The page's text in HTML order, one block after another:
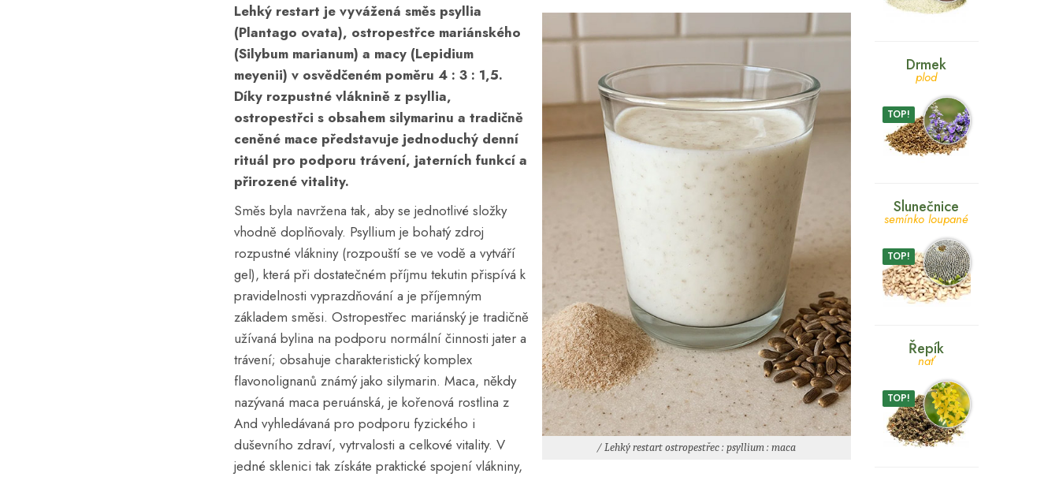
/ Lehký restart ostropestřec : psyllium : maca
Lehký restart je vyvážená směs psyllia
(Plantago ovata), ostropestřce mariánského
(Silybum marianum) a macy (Lepidium
meyenii) v osvědčeném poměru 4 : 3 : 1,5.
Díky rozpustné vláknině z psyllia,
ostropestřci s obsahem silymarinu a tradičně
ceněné mace představuje jednoduchý denní
rituál pro podporu trávení, jaterních funkcí a
přirozené vitality.
Směs byla navržena tak, aby se jednotlivé složky
vhodně doplňovaly. Psyllium je bohatý zdroj
rozpustné vlákniny (rozpouští se ve vodě a vytváří
gel), která při dostatečném příjmu tekutin přispívá k
pravidelnosti vyprazdňování a je příjemným
základem směsi. Ostropestřec mariánský je tradičně
užívaná bylina na podporu normální činnosti jater a
trávení; obsahuje charakteristický komplex
flavonolignanů známý jako silymarin. Maca, někdy
nazývaná maca peruánská, je kořenová rostlina z
And vyhledávaná pro podporu fyzického i
duševního zdraví, vytrvalosti a celkové vitality. V
jedné sklenici tak získáte praktické spojení vlákniny,
Drmek
plod
TOP!
Slunečnice
semínko loupané
TOP!
Řepík
nať
TOP!